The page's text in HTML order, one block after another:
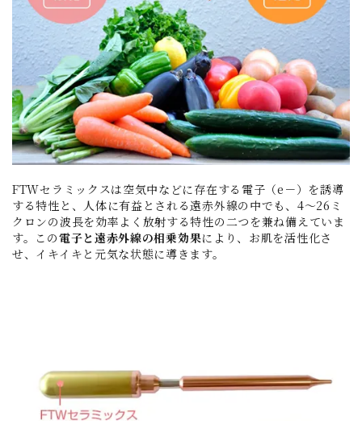
FTWセラミックスは空気中などに存在する電子（e－）を誘導
する特性と、人体に有益とされる遠赤外線の中でも、4～26ミ
クロンの波長を効率よく放射する特性の二つを兼ね備えていま
す。この電子と遠赤外線の相乗効果により、お肌を活性化さ
せ、イキイキと元気な状態に導きます。